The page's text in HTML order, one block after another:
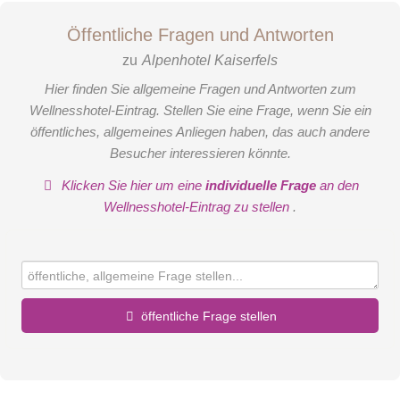
Restaurants. Wussten Sie, dass Salzburg nicht nur die
"Mozartstadt" genannt wird, sondern auch die
"Festspielstadt"? Denn jedes Jahr im Sommer verwandelt
sich die Altstadt während der Salzburger Festspiele in eine
große Bühne.
alpen.com/de/kam/reisefuehrer/salzburg.html
INNSBRUCK
Innsbruck ist die Landeshauptstadt von Tirol. Sie ist eine
historisch gewachsene Stadt, welche aus den Kitzbüheler
Öffentliche Fragen und Antworten
zu Alpenhotel Kaiserfels
Hier finden Sie allgemeine Fragen und Antworten zum
Wellnesshotel-Eintrag. Stellen Sie eine Frage, wenn Sie ein
öffentliches, allgemeines Anliegen haben, das auch andere
Besucher interessieren könnte.
Klicken Sie hier um eineindividuelle Frage an den
Wellnesshotel-Eintrag zu stellen .
öffentliche Frage stellen